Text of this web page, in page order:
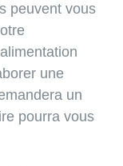
peuvent vous
une
un
pourra vous